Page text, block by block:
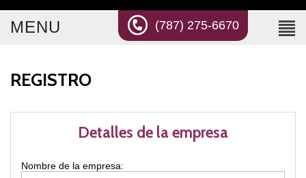
(787) 275-6670
MENU
REGISTRO
Detalles de la empresa
Nombre de la empresa: